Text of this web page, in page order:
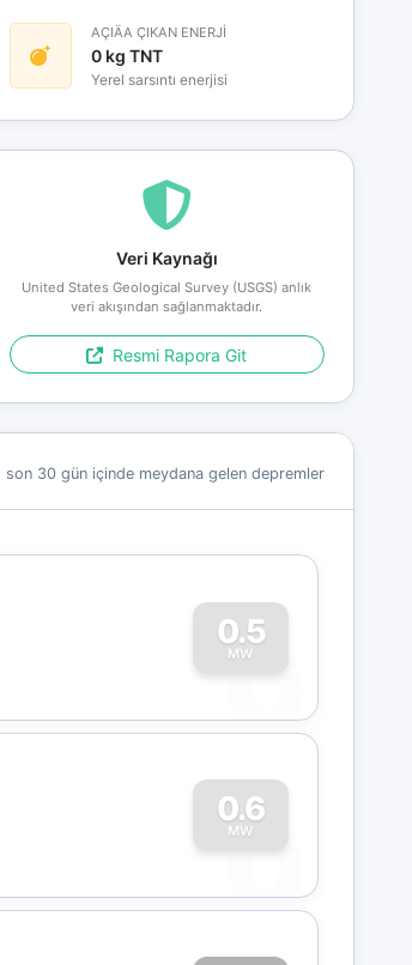
AÇIÄA ÇIKAN ENERJİ
0 kg TNT
Yerel sarsıntı enerjisi
Veri Kaynağı
United States Geological Survey (USGS) anlık
veri akışından sağlanmaktadır.
Resmi Rapora Git
son 30 gün içinde meydana gelen depremler
0.5
MW
0
0.6
MW
0